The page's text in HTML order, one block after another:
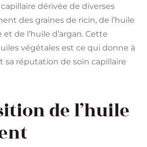
dérivée de diverses
des graines de ricin, de l’huile
de l’huile d’argan. Cette
végétales est ce qui donne à
sa réputation de soin capillaire
de l’huile